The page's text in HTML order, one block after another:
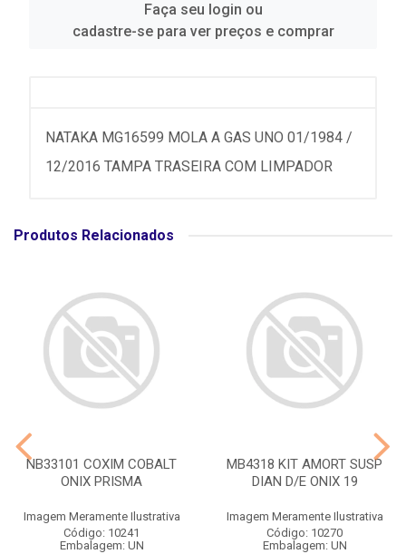
Faça seu login ou
cadastre-se para ver preços e comprar
NATAKA MG16599 MOLA A GAS UNO 01/1984 /
12/2016 TAMPA TRASEIRA COM LIMPADOR
Produtos Relacionados
NB33101 COXIM COBALT
ONIX PRISMA
Imagem Meramente Ilustrativa
Código: 10241
Embalagem: UN
MB4318 KIT AMORT SUSP
DIAN D/E ONIX 19
Imagem Meramente Ilustrativa
Código: 10270
Embalagem: UN